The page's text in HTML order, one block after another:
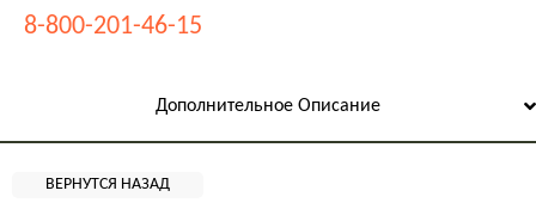
8-800-201-46-15
Дополнительное Описание